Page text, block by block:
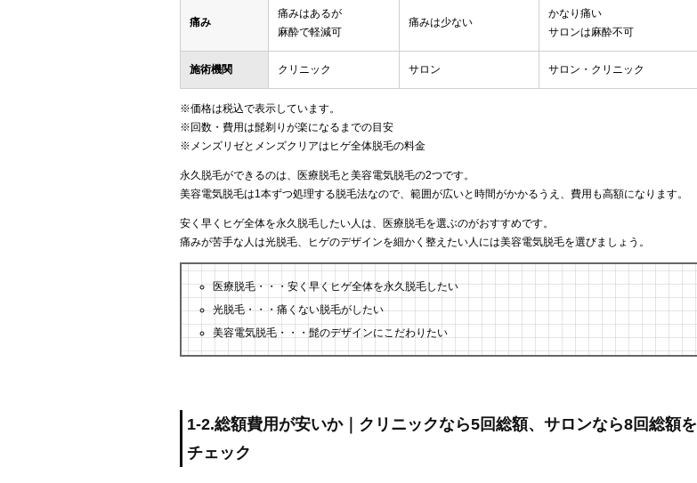
痛み
痛みはあるが
麻酔で軽減可
痛みは少ない
かなり痛い
サロンは麻酔不可
施術機関 クリニック サロン サロン・クリニック
※価格は税込で表示しています。
※回数・費用は髭剃りが楽になるまでの目安
※メンズリゼとメンズクリアはヒゲ全体脱毛の料金
永久脱毛ができるのは、医療脱毛と美容電気脱毛の2つです。
美容電気脱毛は1本ずつ処理する脱毛法なので、範囲が広いと時間がかかるうえ、費用も高額になります。
安く早くヒゲ全体を永久脱毛したい人は、医療脱毛を選ぶのがおすすめです。
痛みが苦手な人は光脱毛、ヒゲのデザインを細かく整えたい人には美容電気脱毛を選びましょう。
医療脱毛・・・安く早くヒゲ全体を永久脱毛したい
光脱毛・・・痛くない脱毛がしたい
美容電気脱毛・・・髭のデザインにこだわりたい
1-2.総額費用が安いか｜クリニックなら5回総額、サロンなら8回総額を
チェック